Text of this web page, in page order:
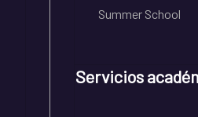
Summer School
Servicios